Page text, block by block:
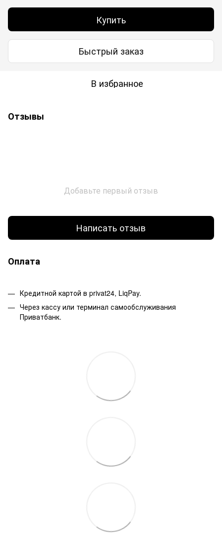
Купить
Быстрый заказ
В избранное
Отзывы
Добавьте первый отзыв
Написать отзыв
Оплата
Кредитной картой в privat24, LiqPay.
Через кассу или терминал самообслуживания
Приватбанк.